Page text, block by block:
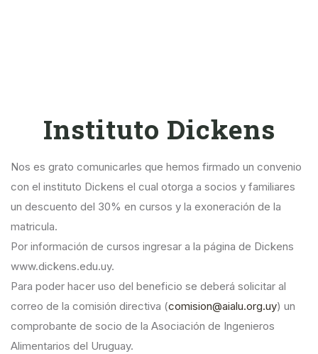
Instituto Dickens
Nos es grato comunicarles que hemos firmado un convenio
con el instituto Dickens el cual otorga a socios y familiares
un descuento del 30% en cursos y la exoneración de la
matricula.
Por información de cursos ingresar a la página de Dickens
www.dickens.edu.uy.
Para poder hacer uso del beneficio se deberá solicitar al
correo de la comisión directiva (comision@aialu.org.uy) un
comprobante de socio de la Asociación de Ingenieros
Alimentarios del Uruguay.